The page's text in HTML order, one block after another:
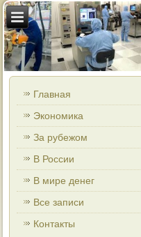
Главная
Экономика
За рубежом
В России
В мире денег
Все записи
Контакты